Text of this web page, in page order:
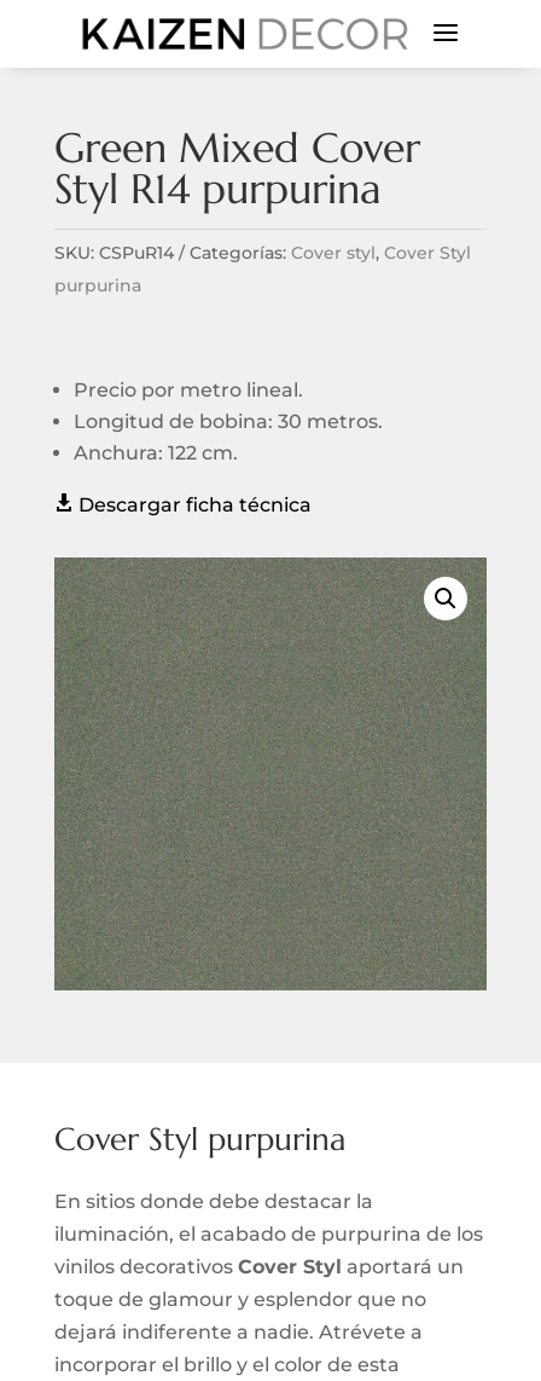
a
Green Mixed Cover
Styl R14 purpurina
SKU: CSPuR14 Categorías: Cover styl, Cover Styl
purpurina
Precio por metro lineal.
Longitud de bobina: 30 metros.
Anchura: 122 cm.
 Descargar ficha técnica
Cover Styl purpurina
En sitios donde debe destacar la
iluminación, el acabado de purpurina de los
vinilos decorativos Cover Styl aportará un
toque de glamour y esplendor que no
dejará indiferente a nadie. Atrévete a
incorporar el brillo y el color de esta